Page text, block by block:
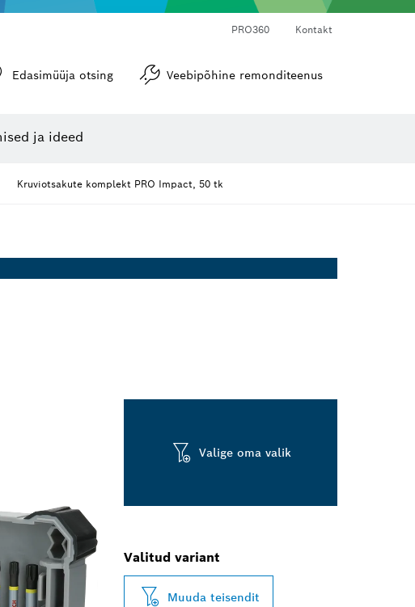
PRO360 Kontakt
Edasimüüja otsing Veebipõhine remonditeenus
ja ideed
Kruviotsakute komplekt PRO Impact, 50 tk
Valige oma valik
Valitud variant
Muuda teisendit